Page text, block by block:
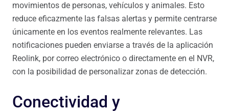
movimientos de personas, vehículos y animales. Esto
reduce eficazmente las falsas alertas y permite centrarse
únicamente en los eventos realmente relevantes. Las
notificaciones pueden enviarse a través de la aplicación
Reolink, por correo electrónico o directamente en el NVR,
con la posibilidad de personalizar zonas de detección.
Conectividad y